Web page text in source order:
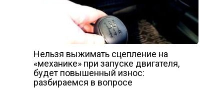
Нельзя выжимать сцепление на
«механике» при запуске двигателя,
будет повышенный износ:
разбираемся в вопросе